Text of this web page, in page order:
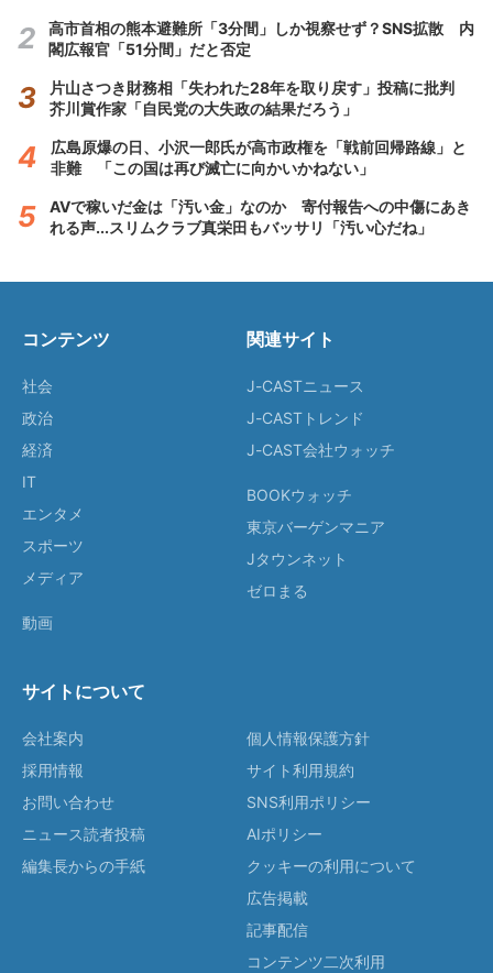
高市首相の熊本避難所「3分間」しか視察せず？SNS拡散 内
閣広報官「51分間」だと否定
片山さつき財務相「失われた28年を取り戻す」投稿に批判
芥川賞作家「自民党の大失政の結果だろう」
広島原爆の日、小沢一郎氏が高市政権を「戦前回帰路線」と
非難 「この国は再び滅亡に向かいかねない」
AVで稼いだ金は「汚い金」なのか 寄付報告への中傷にあき
れる声...スリムクラブ真栄田もバッサリ「汚い心だね」
コンテンツ
社会
政治
経済
IT
エンタメ
スポーツ
メディア
動画
関連サイト
J-CASTニュース
J-CASTトレンド
J-CAST会社ウォッチ
BOOKウォッチ
東京バーゲンマニア
Jタウンネット
ゼロまる
サイトについて
会社案内
採用情報
お問い合わせ
ニュース読者投稿
編集長からの手紙
個人情報保護方針
サイト利用規約
SNS利用ポリシー
AIポリシー
クッキーの利用について
広告掲載
記事配信
コンテンツ二次利用